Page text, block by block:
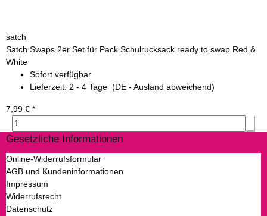
satch
Satch Swaps 2er Set für Pack Schulrucksack ready to swap Red &
White
Sofort verfügbar
Lieferzeit: 2 - 4 Tage (DE - Ausland abweichend)
7,99 € *
Gesetzliche Informationen
Online-Widerrufsformular
AGB und Kundeninformationen
Impressum
Widerrufsrecht
Datenschutz